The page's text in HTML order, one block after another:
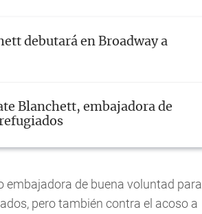
debutará en Broadway a
Blanchett, embajadora de
embajadora de buena voluntad para
pero también contra el acoso a